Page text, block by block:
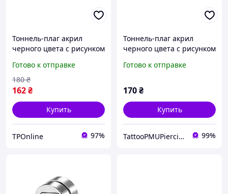
Тоннель-плаг акрил
черного цвета с рисунком
стразами по контуру 8мм
UFTNJ03
Готово к отправке
162₴
180 ₴
Купить
TPOnline 97%
Тоннель-плаг акрил
черного цвета с рисунком
стразами по контуру
Готово к отправке
170₴
Купить
TattooPMUPiercing 99%